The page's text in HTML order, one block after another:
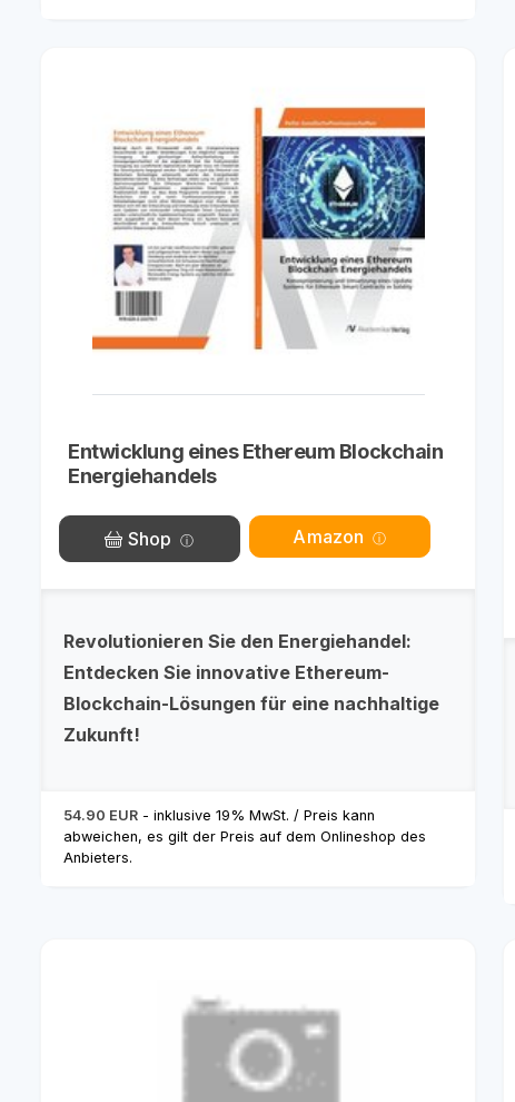
Entwicklung eines Ethereum Blockchain
Energiehandels
Shop Amazon
Revolutionieren Sie den Energiehandel:
Entdecken Sie innovative Ethereum-
Blockchain-Lösungen für eine nachhaltige
Zukunft!
54.90 EUR - inklusive 19% MwSt. / Preis kann
abweichen, es gilt der Preis auf dem Onlineshop des
Anbieters.